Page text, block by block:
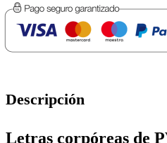
Descripción
Letras corpóreas de